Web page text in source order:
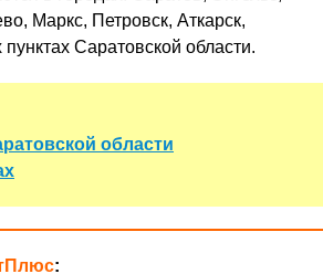
Маркс, Петровск, Аткарск,
Саратовской области.
области
: